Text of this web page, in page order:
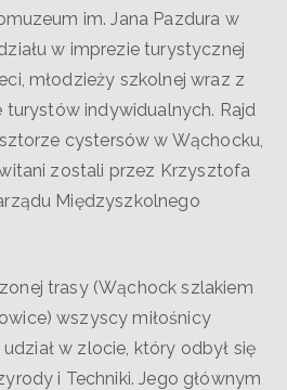
im. Jana Pazdura w
w imprezie turystycznej
młodzieży szkolnej wraz z
turystów indywidualnych. Rajd
cystersów w Wąchocku,
zostali przez Krzysztofa
Międzyszkolnego
trasy (Wąchock szlakiem
wszyscy miłośnicy
w zlocie, który odbył się
i Techniki. Jego głównym